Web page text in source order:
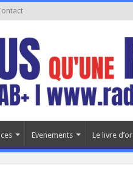
Evenements Le livre d’or